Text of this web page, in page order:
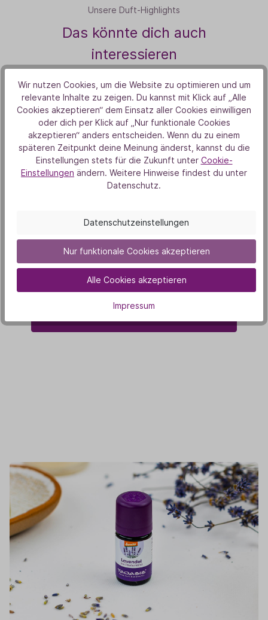
Unsere Duft-Highlights
Das könnte dich auch
interessieren
5 ml(1.380,00 € / 1000 ml)
6,90 €
(3)
Wir nutzen Cookies, um die Website zu optimieren und um
relevante Inhalte zu zeigen. Du kannst mit Klick auf „Alle
Cookies akzeptieren“ dem Einsatz aller Cookies einwilligen
oder dich per Klick auf „Nur funktionale Cookies
akzeptieren“ anders entscheiden. Wenn du zu einem
späteren Zeitpunkt deine Meinung änderst, kannst du die
Einstellungen stets für die Zukunft unter Cookie-
Einstellungen ändern. Weitere Hinweise findest du unter
Datenschutz.
Datenschutzeinstellungen
Nur funktionale Cookies akzeptieren
Alle Cookies akzeptieren
Impressum